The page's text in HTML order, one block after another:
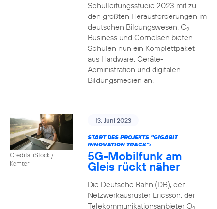
Schulleitungsstudie 2023 mit zu
den größten Herausforderungen im
deutschen Bildungswesen. O2
Business und Cornelsen bieten
Schulen nun ein Komplettpaket
aus Hardware, Geräte-
Administration und digitalen
Bildungsmedien an.
Credits: iStock /
Kemter
13. Juni 2023
START DES PROJEKTS "GIGABIT
INNOVATION TRACK":
5G-Mobilfunk am
Gleis rückt näher
Die Deutsche Bahn (DB), der
Netzwerkausrüster Ericsson, der
Telekommunikationsanbieter O